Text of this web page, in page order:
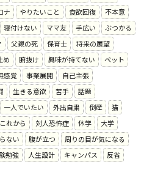
ナ やりたいこと 食欲回復
不本意
寝付けない ママ友 手広い
ぶつかる
父親の死 保育士
将来の展望
め 腑抜け 興味が持てない
ペット
感覚 事業展開
自己主張
生きる意欲 苦手
話題
一人でいたい 外出自粛 倒産
猫
これから 対人恐怖症 休学
大学
ない 腹が立つ
周りの目が気になる
勉強 人生設計 キャンパス 反省